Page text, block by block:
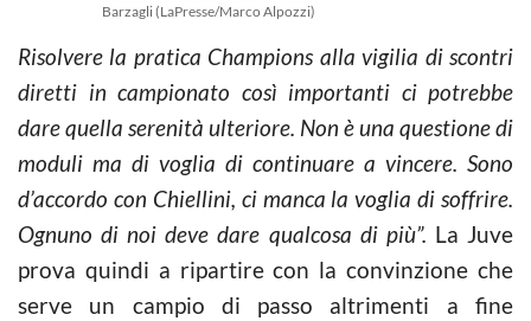
Barzagli (LaPresse/Marco Alpozzi)
Risolvere la pratica Champions alla vigilia di scontri
diretti in campionato così importanti ci potrebbe
dare quella serenità ulteriore. Non è una questione di
moduli ma di voglia di continuare a vincere. Sono
d’accordo con Chiellini, ci manca la voglia di soffrire.
Ognuno di noi deve dare qualcosa di più”. La Juve
prova quindi a ripartire con la convinzione che
serve un campio di passo altrimenti a fine